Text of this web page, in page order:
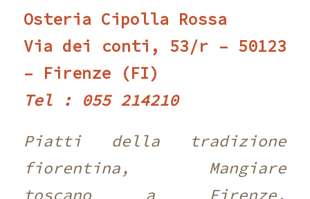
Osteria Cipolla Rossa
Via dei conti, 53/r – 50123
– Firenze (FI)
Tel : 055 214210 ‎
Piatti della tradizione
fiorentina, Mangiare
toscano a Firenze,